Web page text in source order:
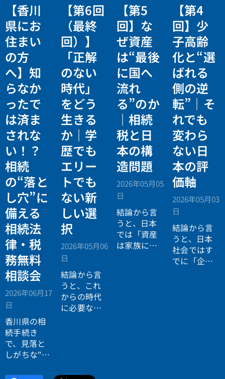
【香川
県にお
住まい
の方
へ】知
らなか
ったで
は済ま
されな
い！？
相続
の“落と
し穴”に
備える
相続法
律・税
務無料
相談会
2026年06月17
日
香川県の相
続手続き
で、見落と
しがちな"落
づいていま
【第6回
（最終
回）】
「正解
のない
時代」
をどう
生きる
か｜学
歴でも
エリー
トでも
ない新
しい選
択
2026年05月06
日
結論から言
うと、これ
からの時代
に必要なの
です。
【第5
回】な
ぜ資産
は“最後
に国へ
流れ
る”のか
｜相続
税と日
本の構
造問題
2026年05月05
日
結論から言
うと、日本
では「資産
は家族に引
【第4
回】少
子高齢
化と“選
ばれる
側の逆
転”｜そ
れでも
変わら
ない日
本の評
価軸
2026年05月03
日
結論から言
うと、日本
社会ではす
でに「企業